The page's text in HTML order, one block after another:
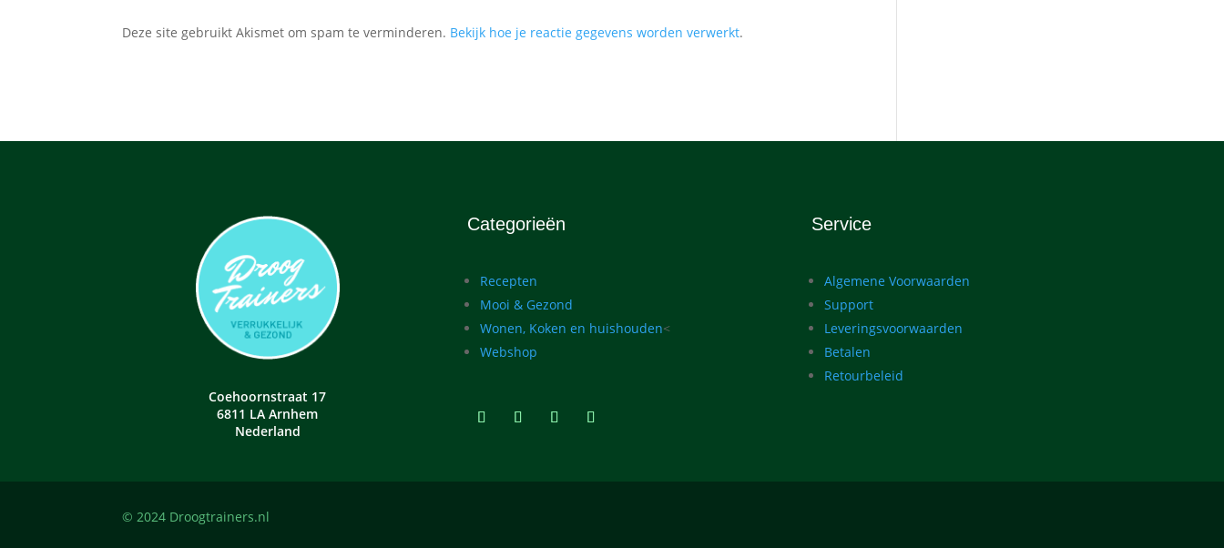
Deze site gebruikt Akismet om spam te verminderen. Bekijk hoe je reactie gegevens worden verwerkt.
Coehoornstraat 17
6811 LA Arnhem
Nederland
Categorieën
Recepten
Mooi & Gezond
Wonen, Koken en huishouden<
Webshop
Service
Algemene Voorwaarden
Support
Leveringsvoorwaarden
Betalen
Retourbeleid
© 2024 Droogtrainers.nl